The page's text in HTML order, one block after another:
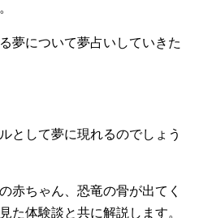
夢について夢占いしていきた
として夢に現れるのでしょう
赤ちゃん、恐竜の骨が出てく
た体験談と共に解説します。